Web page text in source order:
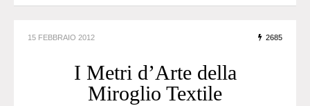
15 FEBBRAIO 2012 2685
I Metri d’Arte della
Miroglio Textile